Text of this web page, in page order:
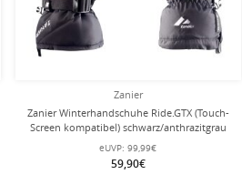
Zanier
Zanier Winterhandschuhe Ride.GTX (Touch-
Screen kompatibel) schwarz/anthrazitgrau
eUVP: 99,99€
59,90€